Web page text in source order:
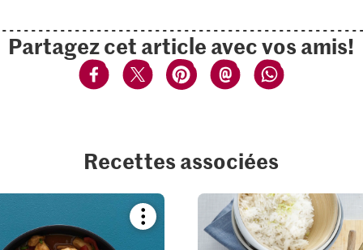
Partagez cet article avec vos amis!
Recettes associées
Bookmark
recipe